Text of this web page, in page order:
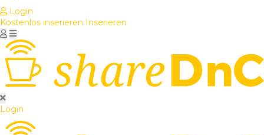
Login
Kostenlos inserieren Inserieren
Login